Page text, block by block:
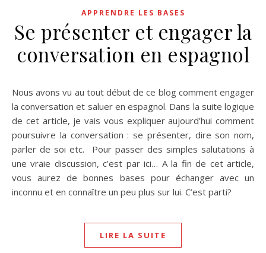
APPRENDRE LES BASES
Se présenter et engager la
conversation en espagnol
Nous avons vu au tout début de ce blog comment engager
la conversation et saluer en espagnol. Dans la suite logique
de cet article, je vais vous expliquer aujourd’hui comment
poursuivre la conversation : se présenter, dire son nom,
parler de soi etc. Pour passer des simples salutations à
une vraie discussion, c’est par ici… A la fin de cet article,
vous aurez de bonnes bases pour échanger avec un
inconnu et en connaître un peu plus sur lui. C’est parti?
LIRE LA SUITE